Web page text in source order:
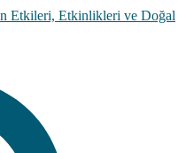
Etkileri, Etkinlikleri ve Doğal